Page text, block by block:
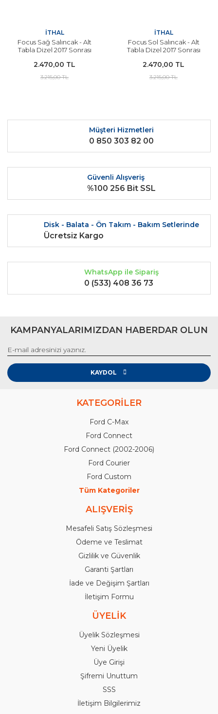
İTHAL
Focus Sağ Salıncak - Alt
Tabla Dizel 2017 Sonrası
2.470,00 TL
3.215,00 TL
İTHAL
Focus Sol Salıncak - Alt
Tabla Dizel 2017 Sonrası
2.470,00 TL
3.215,00 TL
Müşteri Hizmetleri
0 850 303 82 00
Güvenli Alışveriş
%100 256 Bit SSL
Disk - Balata - Ön Takım - Bakım Setlerinde
Ücretsiz Kargo
WhatsApp ile Sipariş
0 (533) 408 36 73
KAMPANYALARIMIZDAN HABERDAR OLUN
KAYDOL
KATEGORİLER
Ford C-Max
Ford Connect
Ford Connect (2002-2006)
Ford Courier
Ford Custom
Tüm Kategoriler
ALIŞVERİŞ
Mesafeli Satış Sözleşmesi
Ödeme ve Teslimat
Gizlilik ve Güvenlik
Garanti Şartları
İade ve Değişim Şartları
İletişim Formu
ÜYELİK
Üyelik Sözleşmesi
Yeni Üyelik
Üye Girişi
Şifremi Unuttum
SSS
İletişim Bilgilerimiz